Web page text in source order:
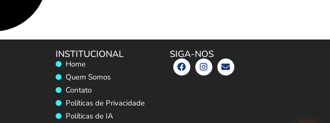
INSTITUCIONAL
Home
Quem Somos
Contato
Políticas de Privacidade
Políticas de IA
SIGA-NOS